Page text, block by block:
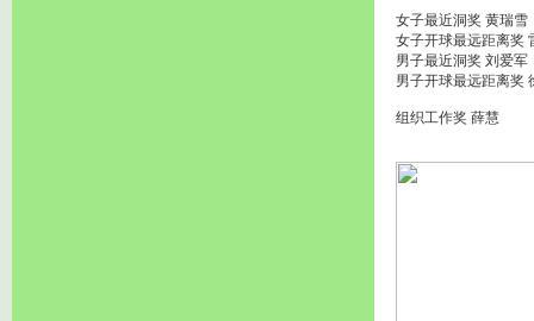
女子最近洞奖 黄瑞雪
女子开球最远距离奖
男子最近洞奖 刘爱军
男子开球最远距离奖
组织工作奖 薛慧